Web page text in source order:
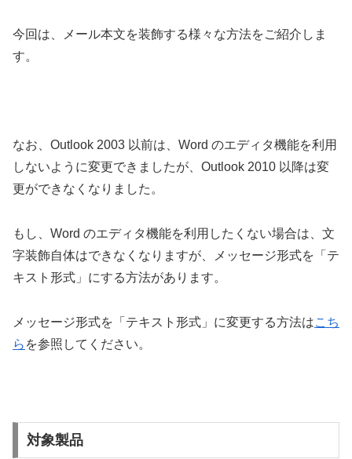
今回は、メール本文を装飾する様々な方法をご紹介しま
す。
なお、Outlook 2003 以前は、Word のエディタ機能を利用
しないように変更できましたが、Outlook 2010 以降は変
更ができなくなりました。
もし、Word のエディタ機能を利用したくない場合は、文
字装飾自体はできなくなりますが、メッセージ形式を「テ
キスト形式」にする方法があります。
メッセージ形式を「テキスト形式」に変更する方法はこち
ら を参照してください。
対象製品